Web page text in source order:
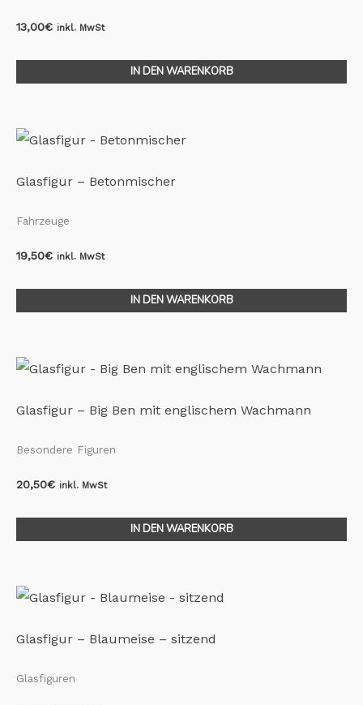
13,00€ inkl. MwSt
IN DEN WARENKORB
Glasfigur – Betonmischer
Fahrzeuge
19,50€ inkl. MwSt
IN DEN WARENKORB
Glasfigur – Big Ben mit englischem Wachmann
Besondere Figuren
20,50€ inkl. MwSt
IN DEN WARENKORB
Glasfigur – Blaumeise – sitzend
Glasfiguren